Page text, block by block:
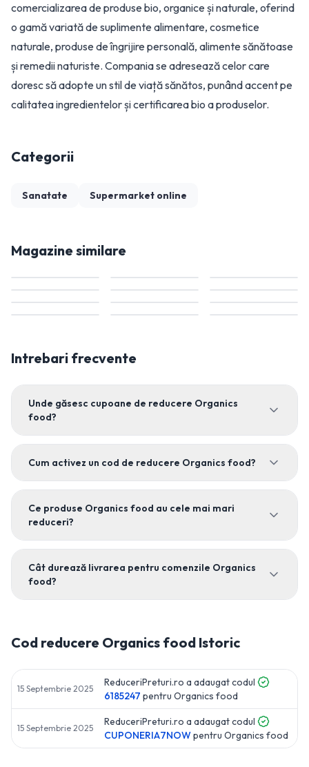
comercializarea de produse bio, organice și naturale, oferind
o gamă variată de suplimente alimentare, cosmetice
naturale, produse de îngrijire personală, alimente sănătoase
și remedii naturiste. Compania se adresează celor care
doresc să adopte un stil de viață sănătos, punând accent pe
calitatea ingredientelor și certificarea bio a produselor.
Categorii
Sanatate Supermarket online
Magazine similare
Intrebari frecvente
Unde găsesc cupoane de reducere Organics
food?
Cum activez un cod de reducere Organics food?
Ce produse Organics food au cele mai mari
reduceri?
Cât durează livrarea pentru comenzile Organics
food?
Cod reducere Organics food Istoric
15 Septembrie 2025
ReduceriPreturi.ro a adaugat codul
6185247 pentru Organics food
15 Septembrie 2025
ReduceriPreturi.ro a adaugat codul
CUPONERIA7NOWpentru Organics food